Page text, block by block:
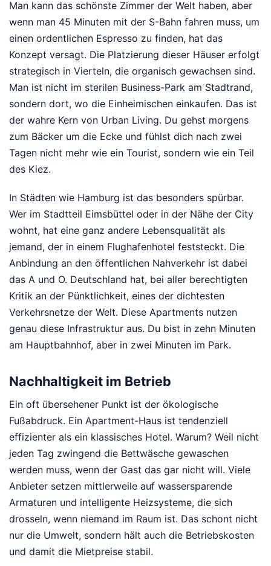
Man kann das schönste Zimmer der Welt haben, aber
wenn man 45 Minuten mit der S-Bahn fahren muss, um
einen ordentlichen Espresso zu finden, hat das
Konzept versagt. Die Platzierung dieser Häuser erfolgt
strategisch in Vierteln, die organisch gewachsen sind.
Man ist nicht im sterilen Business-Park am Stadtrand,
sondern dort, wo die Einheimischen einkaufen. Das ist
der wahre Kern von Urban Living. Du gehst morgens
zum Bäcker um die Ecke und fühlst dich nach zwei
Tagen nicht mehr wie ein Tourist, sondern wie ein Teil
des Kiez.
In Städten wie Hamburg ist das besonders spürbar.
Wer im Stadtteil Eimsbüttel oder in der Nähe der City
wohnt, hat eine ganz andere Lebensqualität als
jemand, der in einem Flughafenhotel feststeckt. Die
Anbindung an den öffentlichen Nahverkehr ist dabei
das A und O. Deutschland hat, bei aller berechtigten
Kritik an der Pünktlichkeit, eines der dichtesten
Verkehrsnetze der Welt. Diese Apartments nutzen
genau diese Infrastruktur aus. Du bist in zehn Minuten
am Hauptbahnhof, aber in zwei Minuten im Park.
Nachhaltigkeit im Betrieb
Ein oft übersehener Punkt ist der ökologische
Fußabdruck. Ein Apartment-Haus ist tendenziell
effizienter als ein klassisches Hotel. Warum? Weil nicht
jeden Tag zwingend die Bettwäsche gewaschen
werden muss, wenn der Gast das gar nicht will. Viele
Anbieter setzen mittlerweile auf wassersparende
Armaturen und intelligente Heizsysteme, die sich
drosseln, wenn niemand im Raum ist. Das schont nicht
nur die Umwelt, sondern hält auch die Betriebskosten
und damit die Mietpreise stabil.